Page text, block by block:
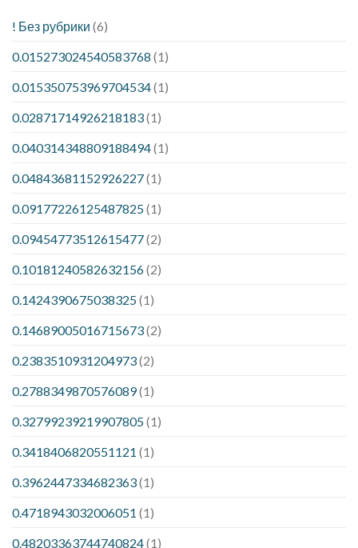
! Без рубрики (6)
0.015273024540583768 (1)
0.015350753969704534(1)
0.02871714926218183(1)
0.040314348809188494(1)
0.04843681152926227(1)
0.09177226125487825(1)
0.09454773512615477(2)
0.10181240582632156(2)
0.1424390675038325(1)
0.14689005016715673(2)
0.2383510931204973(2)
0.2788349870576089(1)
0.32799239219907805(1)
0.3418406820551121 (1)
0.3962447334682363(1)
0.4718943032006051 (1)
0.48203363744740824(1)